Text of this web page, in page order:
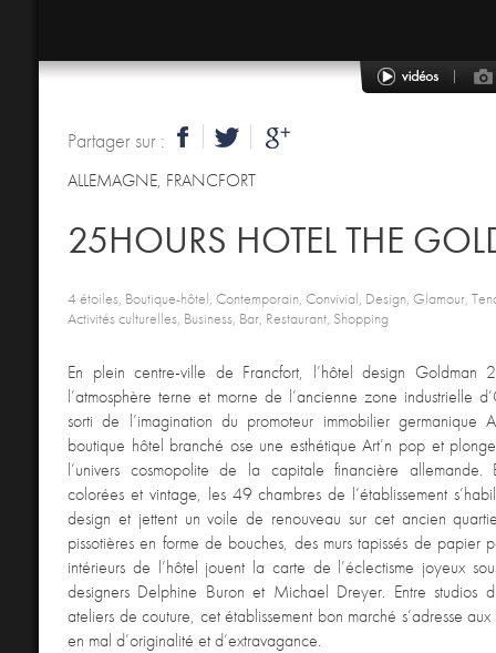
Partager sur :
ALLEMAGNE, FRANCFORT
25HOURS HOTEL THE
4 étoiles, Boutique-hôtel, Contemporain, Convivial, Design, Glamour,
Activités culturelles, Business, Bar, Restaurant, Shopping
En plein centre-ville de Francfort, l’hôtel design Goldman
l’atmosphère terne et morne de l’ancienne zone industrielle
sorti de l’imagination du promoteur immobilier germanique
boutique hôtel branché ose une esthétique Art’n pop et
l’univers cosmopolite de la capitale financière allemande.
colorées et vintage, les 49 chambres de l’établissement
design et jettent un voile de renouveau sur cet ancien
pissotières en forme de bouches, des murs tapissés de papier
intérieurs de l’hôtel jouent la carte de l’éclectisme joyeux
designers Delphine Buron et Michael Dreyer. Entre studios
ateliers de couture, cet établissement bon marché s’adresse
en mal d’originalité et d’extravagance.